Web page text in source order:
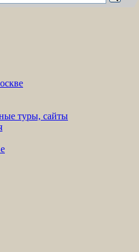
туры, сайты